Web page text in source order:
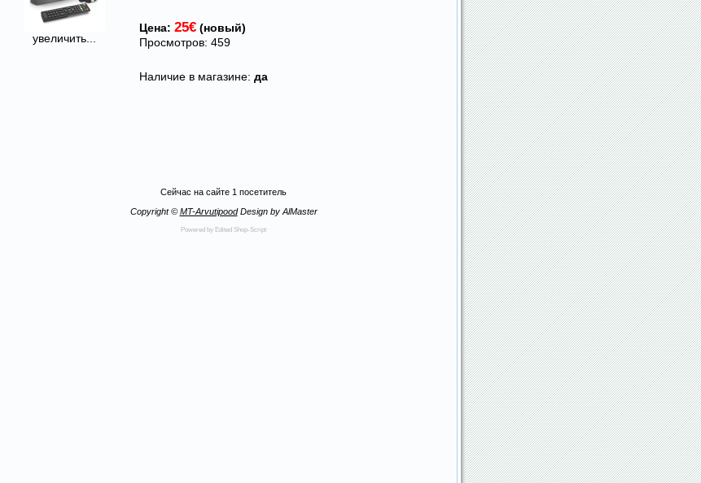
увеличить...
Цена: 25€ (новый)
Просмотров: 459
Наличие в магазине: да
Сейчас на сайте 1 посетитель
Copyright © MT-ArvutipoodDesign by AlMaster
Powered by Edited Shop-Script